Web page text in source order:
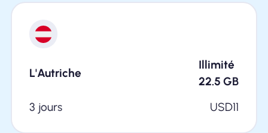
L'Autriche
Illimité
22.5 GB
3 jours
USD11